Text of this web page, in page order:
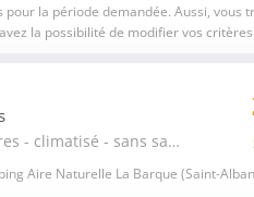
la période demandée. Aussi, vous
la possibilité de modifier vos
Yourte Harmonie - 2 chambres - climatisé - sans sanitaire 4 pers.
Aire Naturelle La Barque (Saint-